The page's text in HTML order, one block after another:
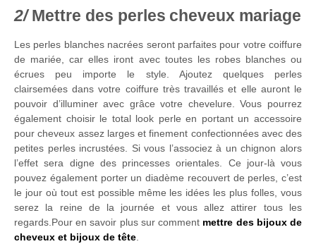
Mettre des perles cheveux mariage
Les perles blanches nacrées seront parfaites pour votre coiffure
de mariée, car elles iront avec toutes les robes blanches ou
écrues peu importe le style. Ajoutez quelques perles
clairsemées dans votre coiffure très travaillés et elle auront le
pouvoir d’illuminer avec grâce votre chevelure. Vous pourrez
également choisir le total look perle en portant un accessoire
pour cheveux assez larges et finement confectionnées avec des
petites perles incrustées. Si vous l’associez à un chignon alors
l’effet sera digne des princesses orientales. Ce jour-là vous
pouvez également porter un diadème recouvert de perles, c’est
le jour où tout est possible même les idées les plus folles, vous
serez la reine de la journée et vous allez attirer tous les
regards.Pour en savoir plus sur comment mettre des bijoux de
cheveux et bijoux de tête